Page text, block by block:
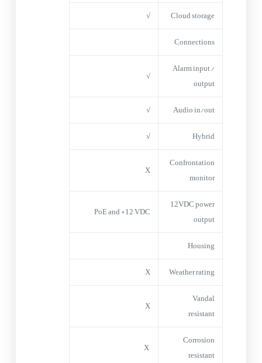
Cloud storage
√
Connections
Alarm input /
output
√
Audio in/out
√
Hybrid
√
Confrontation
monitor
X
12VDC power
output
PoE and +12 VDC
Housing
Weather rating
X
Vandal
resistant
X
Corrosion
resistant
X